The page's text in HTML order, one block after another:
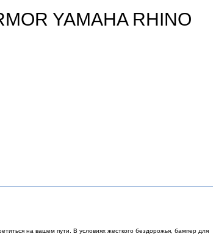
YAMAHA RHINO
на вашем пути. В условиях жесткого бездорожья, бампер для